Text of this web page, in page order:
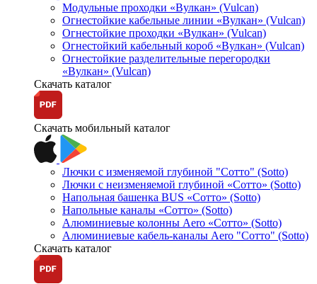
Модульные проходки «Вулкан» (Vulcan)
Огнестойкие кабельные линии «Вулкан» (Vulcan)
Огнестойкие проходки «Вулкан» (Vulcan)
Огнестойкий кабельный короб «Вулкан» (Vulcan)
Огнестойкие разделительные перегородки
«Вулкан» (Vulcan)
Скачать каталог
Скачать мобильный каталог
Лючки с изменяемой глубиной "Сотто" (Sotto)
Лючки с неизменяемой глубиной «Сотто» (Sotto)
Напольная башенка BUS «Сотто» (Sotto)
Напольные каналы «Сотто» (Sotto)
Алюминиевые колонны Aero «Сотто» (Sotto)
Алюминиевые кабель-каналы Aero "Сотто" (Sotto)
Скачать каталог